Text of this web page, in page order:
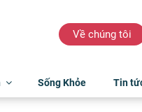
Về chúng tôi
Sống Khỏe Tin